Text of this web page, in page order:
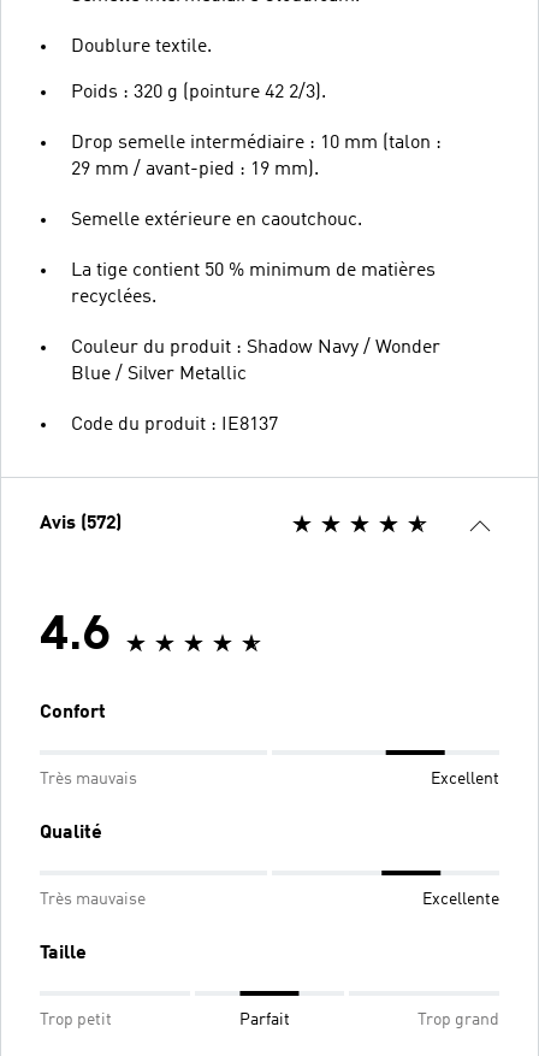
Doublure textile.
Poids : 320 g (pointure 42 2/3).
Drop semelle intermédiaire : 10 mm (talon :
29 mm / avant-pied : 19 mm).
Semelle extérieure en caoutchouc.
La tige contient 50 % minimum de matières
recyclées.
Couleur du produit : Shadow Navy / Wonder
Blue / Silver Metallic
Code du produit : IE8137
Avis (572)
4.6
Confort
Très mauvais Excellent
Qualité
Très mauvaise Excellente
Taille
Trop petit Parfait Trop grand